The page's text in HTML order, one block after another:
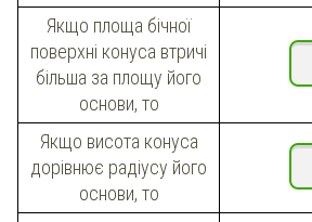
Якщо площа бічної
поверхні конуса втричі
більша за площу його
основи, то
Якщо висота конуса
дорівнює радіусу його
основи, то